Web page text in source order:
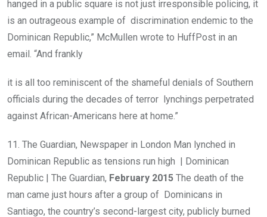
hanged in a public square is not just irresponsible policing, it
is an outrageous example of discrimination endemic to the
Dominican Republic,” McMullen wrote to HuffPost in an
email. “And frankly
it is all too reminiscent of the shameful denials of Southern
officials during the decades of terror lynchings perpetrated
against African-Americans here at home.”
11. The Guardian, Newspaper in London Man lynched in
Dominican Republic as tensions run high | Dominican
Republic | The Guardian, February 2015 The death of the
man came just hours after a group of Dominicans in
Santiago, the country’s second-largest city, publicly burned